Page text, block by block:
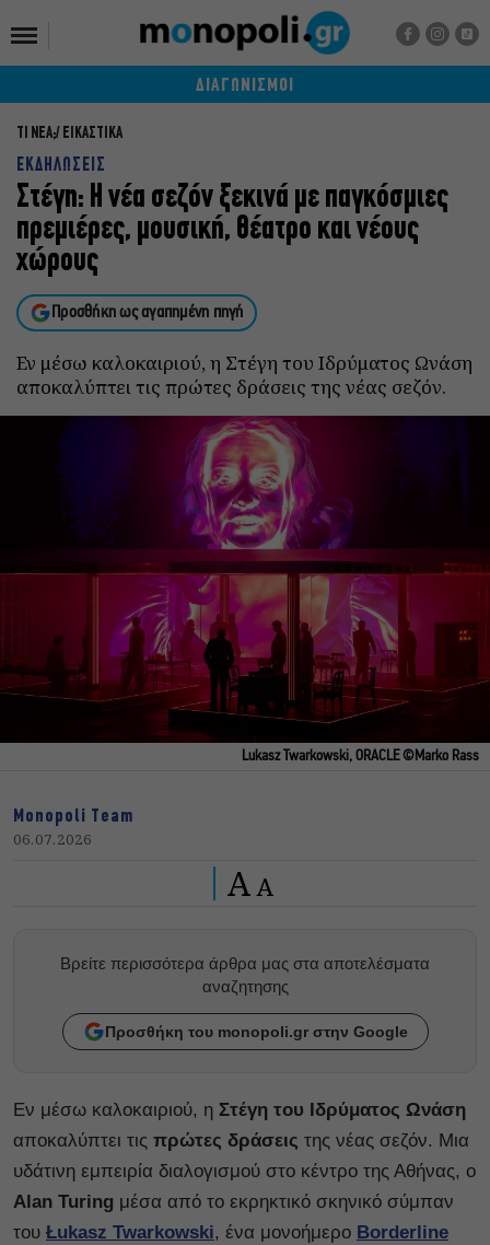
ΔΙΑΓΩΝΙΣΜΟΙ
ΤΙ ΝΕΑ; ΕΙΚΑΣΤΙΚΑ
ΕΚΔΗΛΩΣΕΙΣ
Στέγη: H νέα σεζόν ξεκινά με παγκόσμιες
πρεμιέρες, μουσική, θέατρο και νέους
χώρους
Προσθήκη ως αγαπημένη πηγή
Εν μέσω καλοκαιριού, η Στέγη του Ιδρύματος Ωνάση
αποκαλύπτει τις πρώτες δράσεις της νέας σεζόν.
Lukasz Twarkowski, ORACLE ©Marko Rass
Monopoli Team
06.07.2026
A A
Βρείτε περισσότερα άρθρα μας στα αποτελέσματα
αναζητησης
Προσθήκη του monopoli.gr στην Google
Εν μέσω καλοκαιριού, η Στέγη του Ιδρύματος Ωνάση
αποκαλύπτει τις πρώτες δράσεις της νέας σεζόν. Μια
υδάτινη εμπειρία διαλογισμού στο κέντρο της Αθήνας, ο
Alan Turing μέσα από το εκρηκτικό σκηνικό σύμπαν
του Łukasz Twarkowski, ένα μονοήμερο Borderline